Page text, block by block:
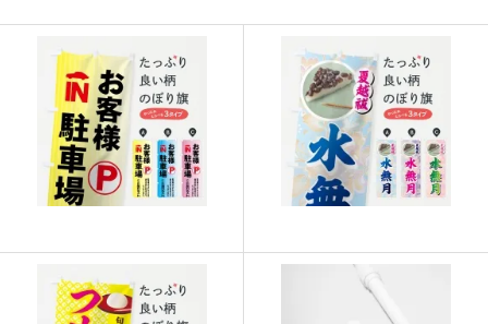
40 883 35320
41 880 36080
42 878 36876
43 876 37668
45 874 39330
46 873 40158